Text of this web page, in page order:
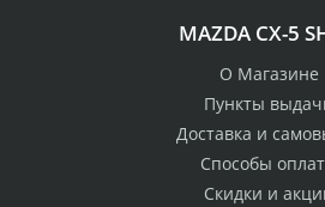
MAZDA CX-5
О Магазине
Пункты
Доставка и
Способы
Скидки и